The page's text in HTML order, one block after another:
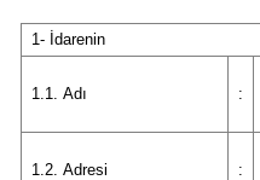
1- İdarenin
1.1. Adı :
1.2. Adresi :